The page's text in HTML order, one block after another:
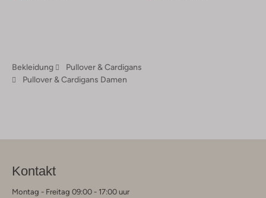
Bekleidung
Pullover & Cardigans
Pullover & Cardigans Damen
Kontakt
Montag - Freitag 09:00 - 17:00 uur